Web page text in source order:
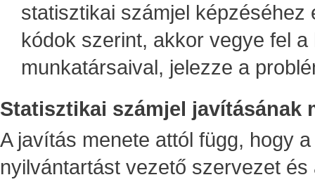
statisztikai számjel
kódok szerint, akkor vegye fel
munkatársaival, jelezze a
Statisztikai számjel javításának
A javítás menete attól függ, hogy
nyilvántartást vezető szervezet